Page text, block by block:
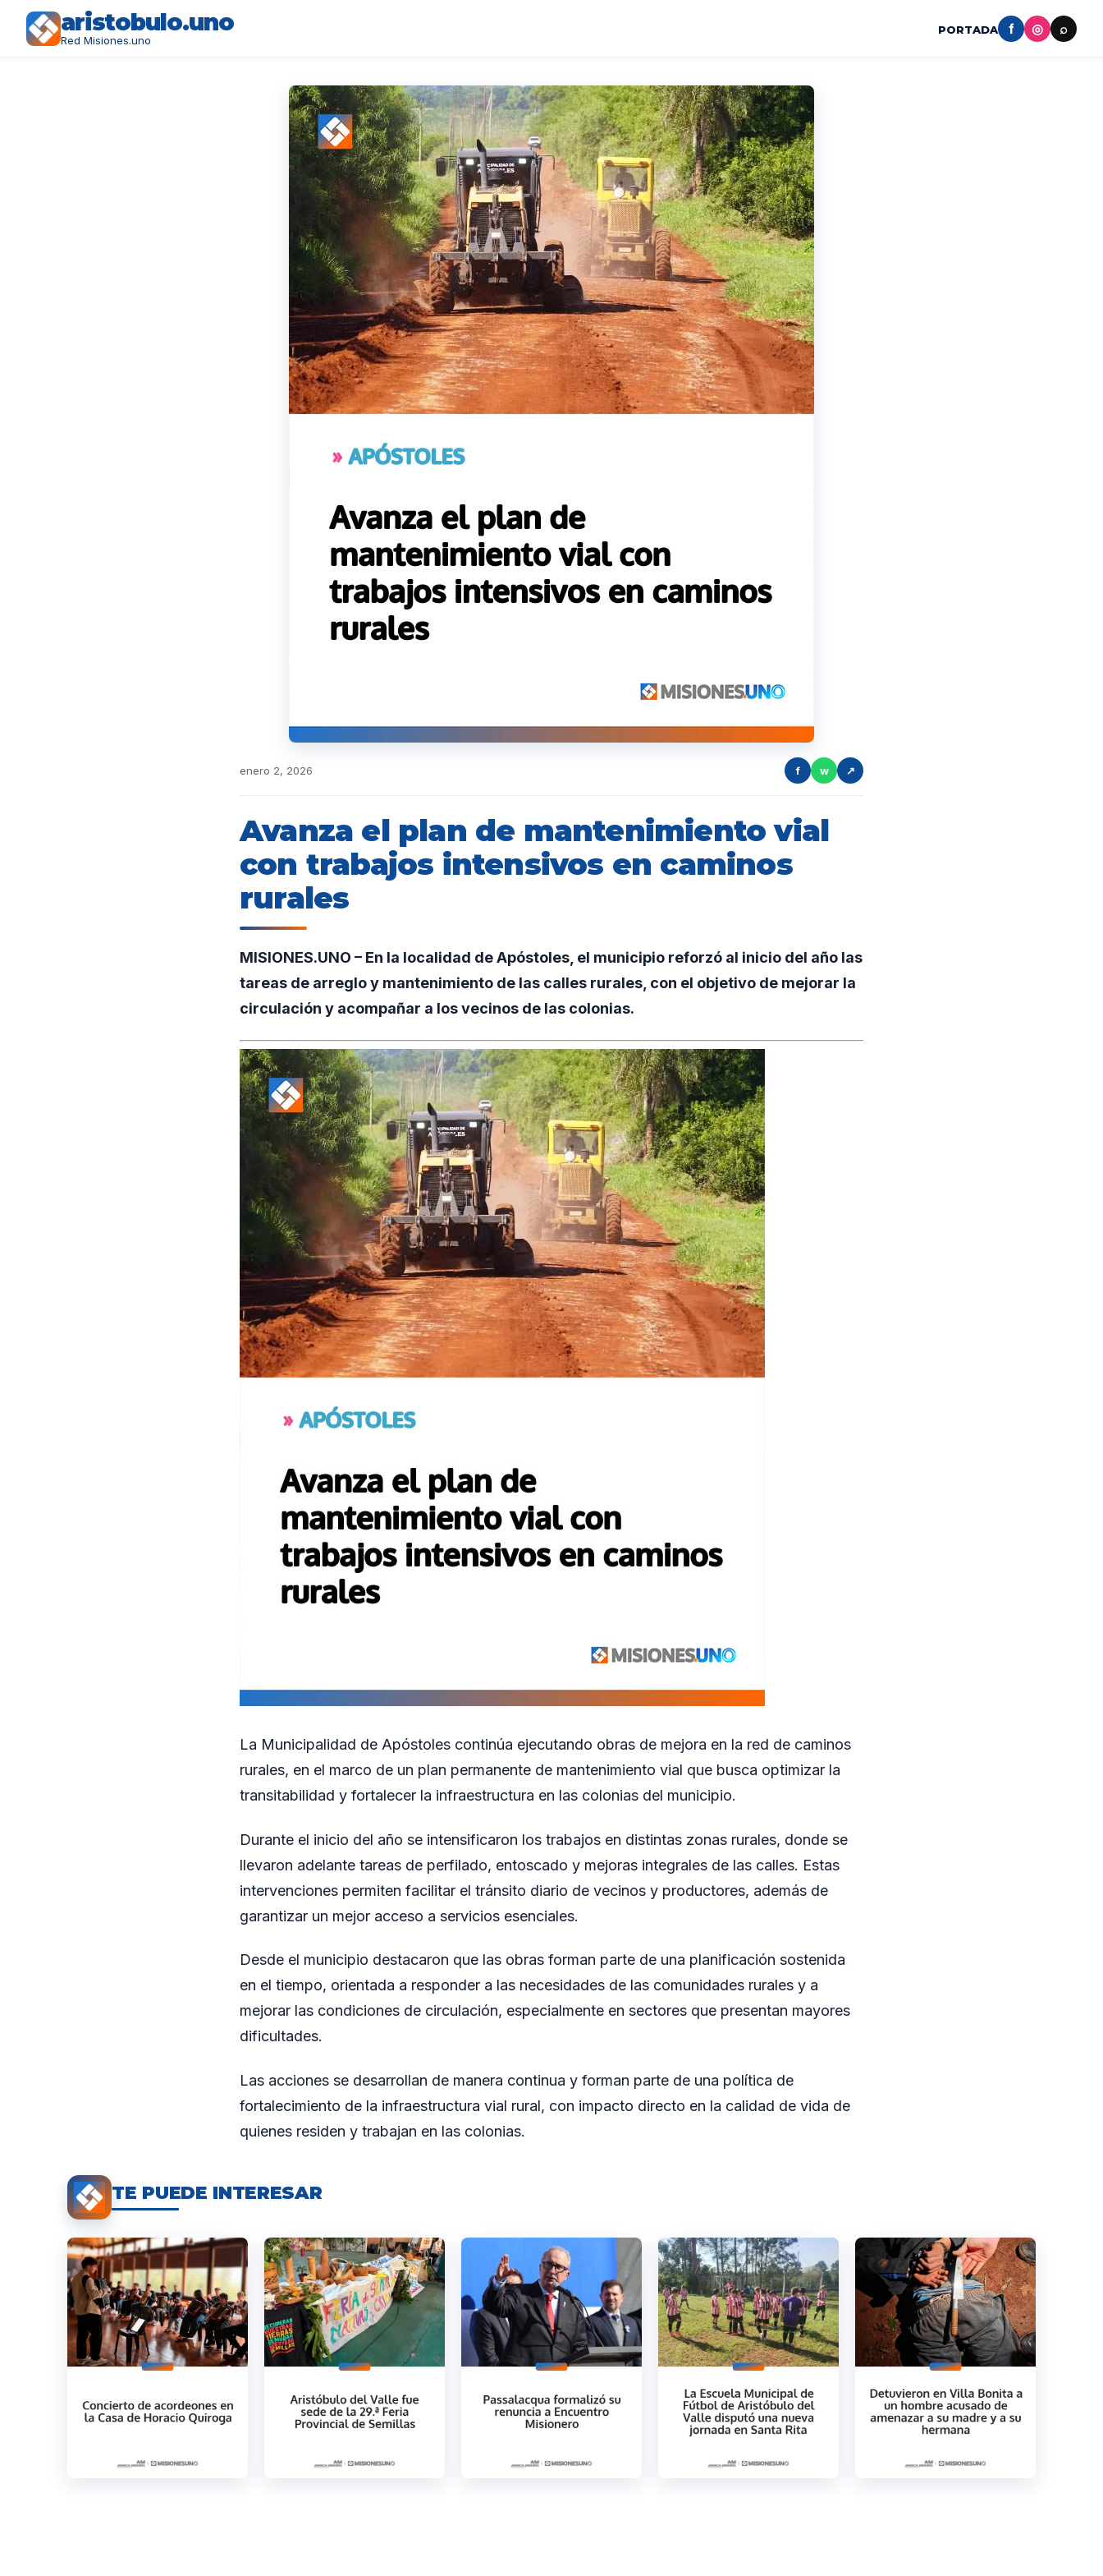
aristobulo.uno
Red Misiones.uno
PORTADA f ◎ ⌕
enero 2, 2026 f w ↗
Avanza el plan de mantenimiento vial
con trabajos intensivos en caminos
rurales
MISIONES.UNO – En la localidad de Apóstoles, el municipio reforzó al inicio del año las
tareas de arreglo y mantenimiento de las calles rurales, con el objetivo de mejorar la
circulación y acompañar a los vecinos de las colonias.
La Municipalidad de Apóstoles continúa ejecutando obras de mejora en la red de caminos
rurales, en el marco de un plan permanente de mantenimiento vial que busca optimizar la
transitabilidad y fortalecer la infraestructura en las colonias del municipio.
Durante el inicio del año se intensificaron los trabajos en distintas zonas rurales, donde se
llevaron adelante tareas de perfilado, entoscado y mejoras integrales de las calles. Estas
intervenciones permiten facilitar el tránsito diario de vecinos y productores, además de
garantizar un mejor acceso a servicios esenciales.
Desde el municipio destacaron que las obras forman parte de una planificación sostenida
en el tiempo, orientada a responder a las necesidades de las comunidades rurales y a
mejorar las condiciones de circulación, especialmente en sectores que presentan mayores
dificultades.
Las acciones se desarrollan de manera continua y forman parte de una política de
fortalecimiento de la infraestructura vial rural, con impacto directo en la calidad de vida de
quienes residen y trabajan en las colonias.
TE PUEDE INTERESAR